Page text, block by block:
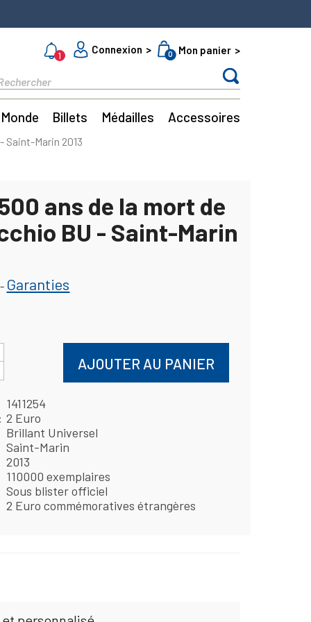
1
Connexion 0 Mon panier
Monde Billets Médailles Accessoires
Saint-Marin 2013
ans de la mort de
BU - Saint-Marin
Garanties
AJOUTER AU PANIER
1411254
2 Euro
Brillant Universel
Saint-Marin
2013
110000 exemplaires
Sous blister officiel
2 Euro commémoratives étrangères